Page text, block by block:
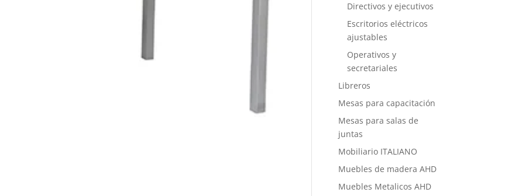
Directivos y ejecutivos
Escritorios eléctricos
ajustables
Operativos y
secretariales
Libreros
Mesas para capacitación
Mesas para salas de
juntas
Mobiliario ITALIANO
Muebles de madera AHD
Muebles Metalicos AHD